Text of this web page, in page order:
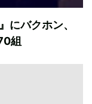
にバクホン、
組